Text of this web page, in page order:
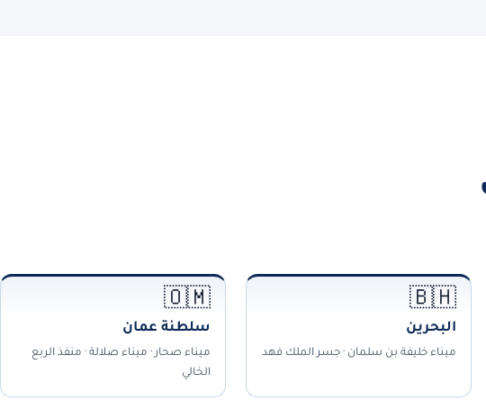
🇧🇭
البحرين
ميناء خليفة بن سلمان · جسر الملك فهد
🇴🇲
سلطنة عمان
ميناء صحار · ميناء صلالة · منفذ الربع
الخالي